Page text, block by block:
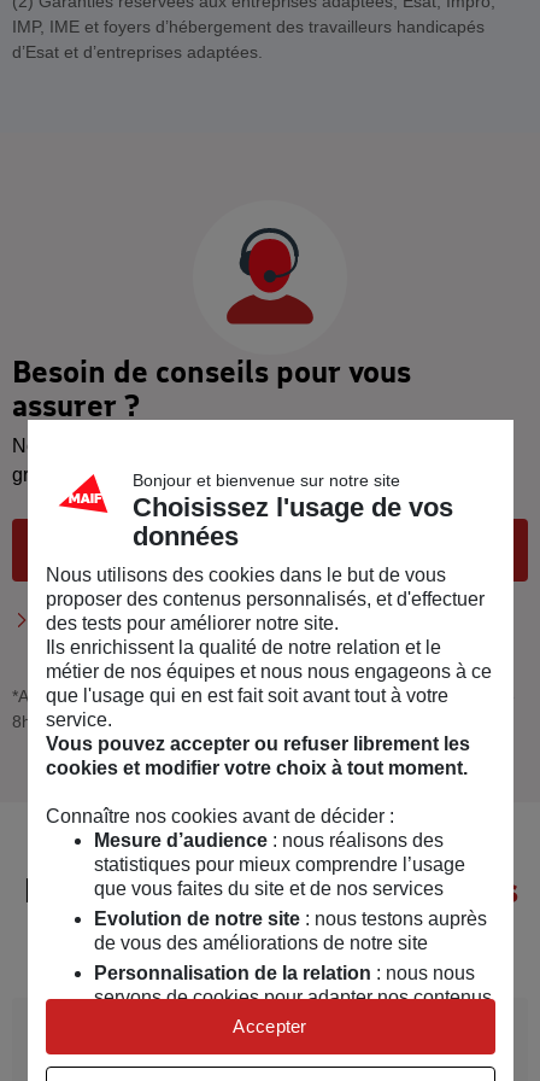
IMP, IME et foyers d’hébergement des travailleurs handicapés
d’Esat et d’entreprises adaptées.
Besoin de conseils pour vous
assurer ?
Nos conseillers dédiés aux CSE vous rappellent
gratuitement et immédiatement.
Être rappelé
Appeler le 09 78 97 98 99*
*Appel non surtaxé, coût selon opérateur. Du lundi au vendredi de
8h30 à 18h (horaires métropole).
Découvrez nos autresproduits
et services
Assurance
Multirisque Raqvam
Bonjour et bienvenue sur notre site
Choisissez l'usage de vos
données
Nous utilisons des cookies dans le but de vous
proposer des contenus personnalisés, et d'effectuer
des tests pour améliorer notre site.
Ils enrichissent la qualité de notre relation et le
métier de nos équipes et nous nous engageons à ce
que l'usage qui en est fait soit avant tout à votre
service.
Vous pouvez accepter ou refuser librement les
cookies et modifier votre choix à tout moment.
Connaître nos cookies avant de décider :
Mesure d’audience: nous réalisons des
statistiques pour mieux comprendre l’usage
que vous faites du site et de nos services
Evolution de notre site: nous testons auprès
de vous des améliorations de notre site
Personnalisation de la relation : nous nous
servons de cookies pour adapter nos contenus
et personnaliser nos offres
Univers publicitaire: nous utilisons avec nos
Accepter